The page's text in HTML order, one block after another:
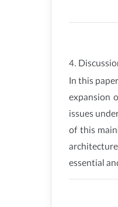
4.
In this
expansion
issues
of this
essential